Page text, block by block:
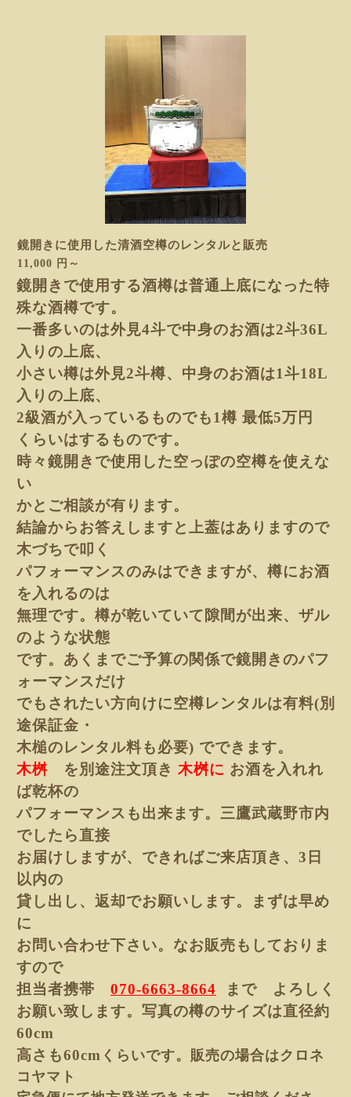
鏡開きに使用した清酒空樽のレンタルと販売
11,000 円～
鏡開きで使用する酒樽は普通上底になった特
殊な酒樽です。
一番多いのは外見4斗で中身のお酒は2斗36L
入り の上底、
小さい樽は外見2斗樽、 中身のお酒は1斗18L
入りの上底、
2級酒が入っているものでも1樽 最低5万円
くらいはするものです。
時々鏡開きで使用した空っぽの空樽を使えな
い
かとご相談が有ります。
結論からお答えしますと上葢はありますので
木づちで叩く
パフォーマンスのみはできますが、樽にお酒
を入れるのは
無理です。樽が乾いていて隙間が出来、ザル
のような状態
です。あくまでご予算の関係で鏡開きのパフ
ォーマンスだけ
でもされたい方向けに空樽レンタルは有料(別
途保証金・
木槌のレンタル料も必要) でできます。
木桝 を別途注文頂き 木桝に お酒を入れれ
ば乾杯の
パフォーマンスも出来ます。 三鷹武蔵野市内
でしたら直接
お届けしますが、できればご来店頂き、3日
以内の
貸し出し、返却でお願いします。まずは早め
に
お問い合わせ下さい。なお販売もしておりま
すので
担当者携帯 070-6663-8664 まで よろしく
お願い致します。写真の樽のサイズは直径約
60cm
高さも60cm くらいです。販売の場合はクロネ
コヤマト